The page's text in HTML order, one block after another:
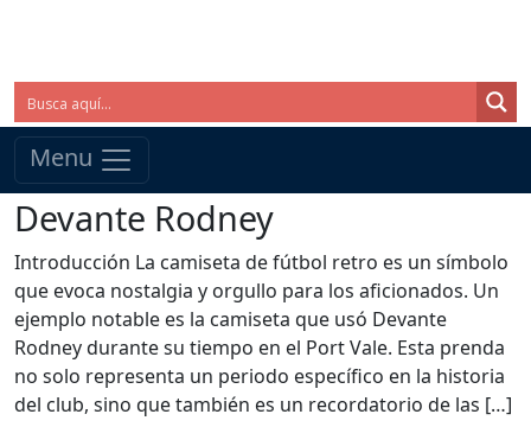
Menu
Devante Rodney
Introducción La camiseta de fútbol retro es un símbolo
que evoca nostalgia y orgullo para los aficionados. Un
ejemplo notable es la camiseta que usó Devante
Rodney durante su tiempo en el Port Vale. Esta prenda
no solo representa un periodo específico en la historia
del club, sino que también es un recordatorio de las […]